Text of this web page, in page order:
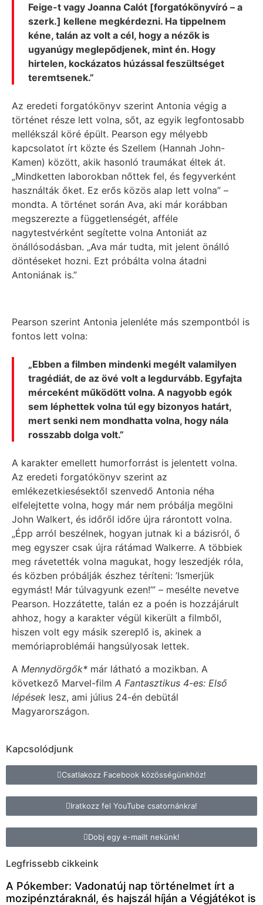
Feige-t vagy Joanna Calót [forgatókönyvíró – a
szerk.] kellene megkérdezni. Ha tippelnem
kéne, talán az volt a cél, hogy a nézők is
ugyanúgy meglepődjenek, mint én. Hogy
hirtelen, kockázatos húzással feszültséget
teremtsenek.”
Az eredeti forgatókönyv szerint Antonia végig a
történet része lett volna, sőt, az egyik legfontosabb
mellékszál köré épült. Pearson egy mélyebb
kapcsolatot írt közte és Szellem (Hannah John-
Kamen) között, akik hasonló traumákat éltek át.
„Mindketten laborokban nőttek fel, és fegyverként
használták őket. Ez erős közös alap lett volna” –
mondta. A történet során Ava, aki már korábban
megszerezte a függetlenségét, afféle
nagytestvérként segítette volna Antoniát az
önállósodásban. „Ava már tudta, mit jelent önálló
döntéseket hozni. Ezt próbálta volna átadni
Antoniának is.”
Pearson szerint Antonia jelenléte más szempontból is
fontos lett volna:
„Ebben a filmben mindenki megélt valamilyen
tragédiát, de az övé volt a legdurvább. Egyfajta
mérceként működött volna. A nagyobb egók
sem léphettek volna túl egy bizonyos határt,
mert senki nem mondhatta volna, hogy nála
rosszabb dolga volt.”
A karakter emellett humorforrást is jelentett volna.
Az eredeti forgatókönyv szerint az
emlékezetkiesésektől szenvedő Antonia néha
elfelejtette volna, hogy már nem próbálja megölni
John Walkert, és időről időre újra rárontott volna.
„Épp arról beszélnek, hogyan jutnak ki a bázisról, ő
meg egyszer csak újra rátámad Walkerre. A többiek
meg rávetették volna magukat, hogy leszedjék róla,
és közben próbálják észhez téríteni: ’Ismerjük
egymást! Már túlvagyunk ezen!’” – mesélte nevetve
Pearson. Hozzátette, talán ez a poén is hozzájárult
ahhoz, hogy a karakter végül kikerült a filmből,
hiszen volt egy másik szereplő is, akinek a
memóriaproblémái hangsúlyosak lettek.
A Mennydörgők* már látható a mozikban. A
következő Marvel-film A Fantasztikus 4-es: Első
lépések lesz, ami július 24-én debütál
Magyarországon.
Kapcsolódjunk
Csatlakozz Facebook közösségünkhöz!
Iratkozz fel YouTube csatornánkra!
Dobj egy e-mailt nekünk!
Legfrissebb cikkeink
A Pókember: Vadonatúj nap történelmet írt a
mozipénztáraknál, és hajszál híján a Végjátékot is